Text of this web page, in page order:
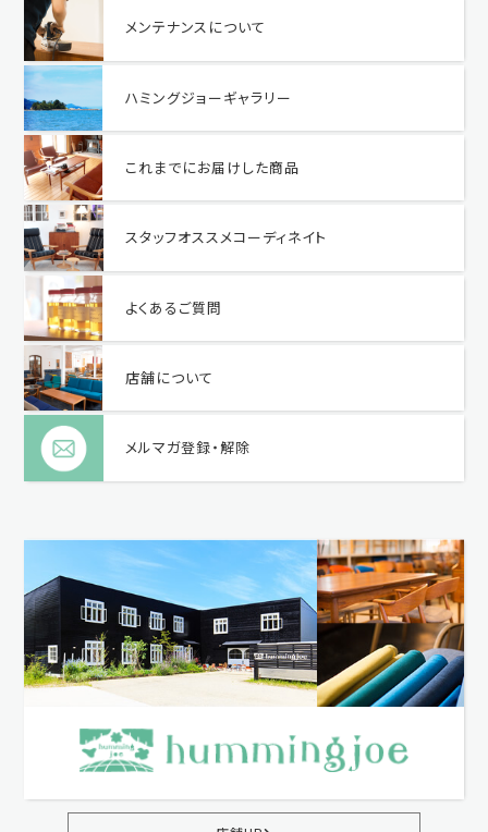
メンテナンスについて
ハミングジョーギャラリー
これまでにお届けした商品
スタッフオススメコーディネイト
よくあるご質問
店舗について
メルマガ登録・解除